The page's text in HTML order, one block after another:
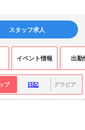
スタッフ求人
イベント情報 出勤
プ 日記 グラビア